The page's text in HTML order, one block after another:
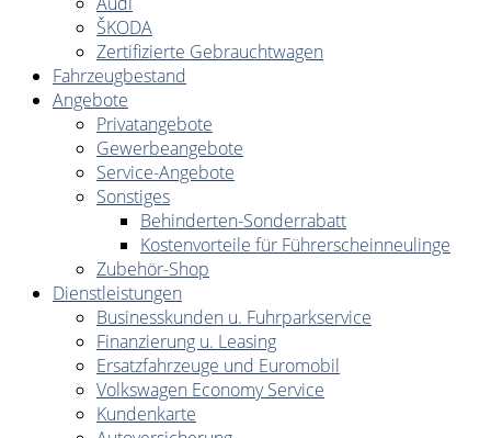
ŠKODA
Zertifizierte Gebrauchtwagen
Fahrzeugbestand
Angebote
Privatangebote
Gewerbeangebote
Service-Angebote
Sonstiges
Behinderten-Sonderrabatt
Kostenvorteile für Führerscheinneulinge
Zubehör-Shop
Dienstleistungen
Businesskunden u. Fuhrparkservice
Finanzierung u. Leasing
Ersatzfahrzeuge und Euromobil
Volkswagen Economy Service
Kundenkarte